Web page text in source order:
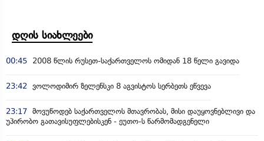
დღის სიახლეები
00:45 2008 წლის რუსეთ-საქართველოს ომიდან 18 წელი გავიდა
23:42 ვოლოდიმირ ზელენსკი 8 აგვისტოს სერბეთს ეწვევა
23:17 მოვუწოდებ საქართველოს მთავრობას, მისი დაუყოვნებლივი და
უპირობო გათავისუფლებისკენ - ეუთო-ს წარმომადგენელი